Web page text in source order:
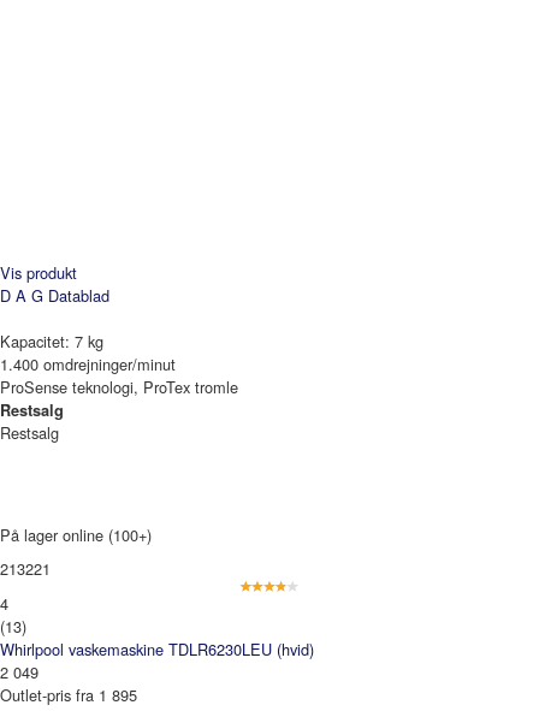
Vis produkt
D A G Datablad
Kapacitet: 7 kg
1.400 omdrejninger/minut
ProSense teknologi, ProTex tromle
Restsalg
Restsalg
På lager online (100+)
213221
4
(13)
Whirlpool vaskemaskine TDLR6230LEU (hvid)
2 049
Outlet-pris fra 1 895